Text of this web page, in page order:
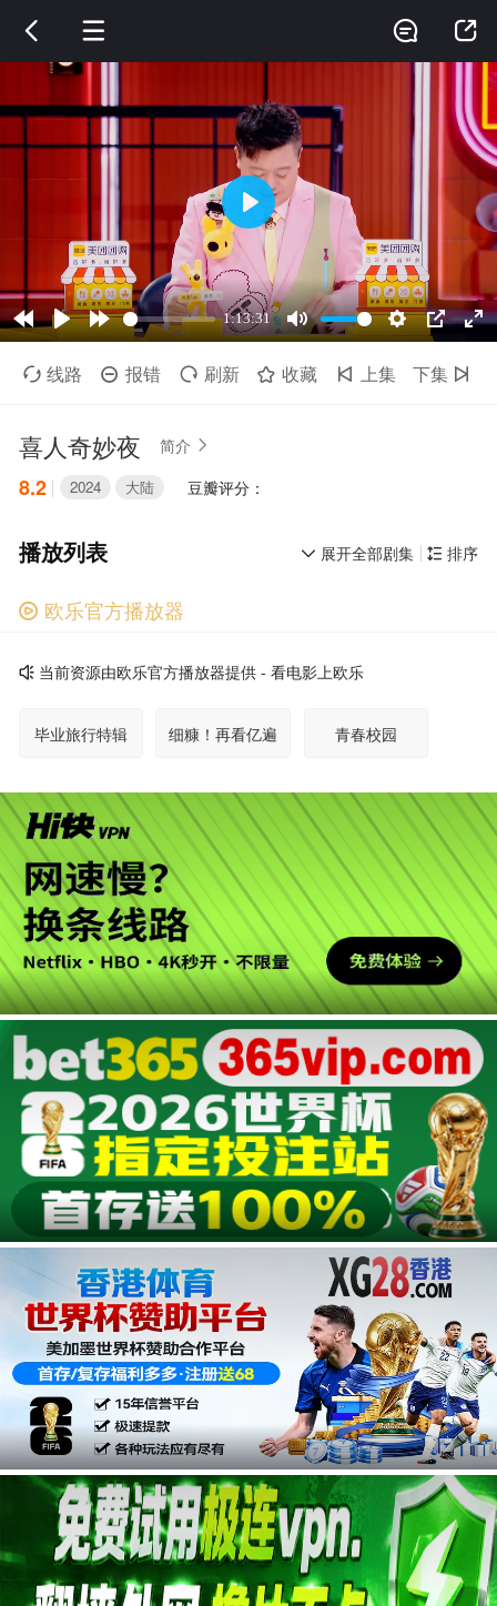
 


 线路  报错  刷新  收藏  上集 下集 
喜人奇妙夜 简介 
8.2 豆瓣评分：
2024 大陆
 排序
 展开全部剧集
播放列表
 欧乐官方播放器
当前资源由欧乐官方播放器提供 - 看电影上欧乐
毕业旅行特辑 细糠！再看亿遍 青春校园
毒蛇帮往事 古装传奇 喜团回顾特辑
毕业派对 第11期陪看 第11期纯享版
20240906下 20240906上 第10期超前聚会
第10期陪看 第10期纯享版 20240830下
20240830上 第9期超前聚会 第9期陪看
第9期纯享版 20240823下 20240823上
第8期超前聚会 第8期陪看 第8期纯享版
20240816下 20240816上 第7期超前聚会
狼人杀特辑 团建特辑 剧场展演高光特辑
未播花絮特辑02 未播花絮特辑01 20240809下
20240809上 第6期超前聚会 第6期陪看
第6期纯享版 20240802下 20240802上
第5期超前聚会 第5期陪看 第5期纯享版
20240726下 20240726上 第4期超前聚会
第4期陪看 第4期纯享版 20240719下
20240719上 第3期超前聚会 第3期陪看
广告
广告
广告
广告